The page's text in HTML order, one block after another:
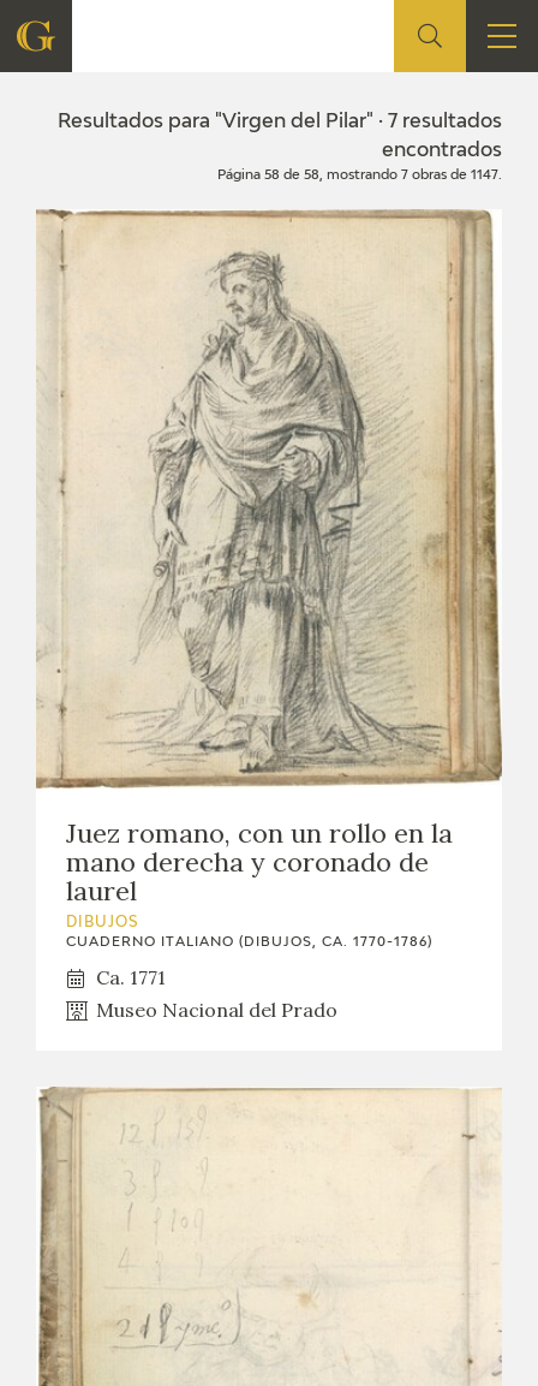
FUNDACIÓN
CENTRO DE INVESTIGACIÓN Y DOCUMENTACIÓN
PROGRAMACIÓN
EXPOSICIONES
ACTUALIDAD
SALA DE PRENSA
FRANCISCO DE GOYA
CATÁLOGO
GOYA EN EL MUNDO
GOYA EN ARAGÓN
PREMIO ARAGÓN GOYA
EDICIONES
Resultados para "Virgen del Pilar" · 7 resultados
encontrados
Página 58 de 58, mostrando 7 obras de 1147.
Juez romano, con un rollo en la
mano derecha y coronado de
laurel
DIBUJOS
CUADERNO ITALIANO (DIBUJOS, CA. 1770-1786)
Ca. 1771
Museo Nacional del Prado